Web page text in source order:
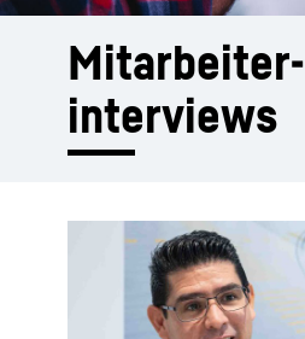
Mitarbeiter-
interviews